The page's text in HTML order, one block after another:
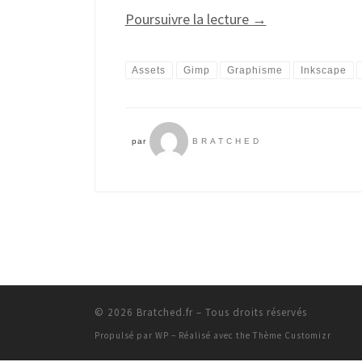
Poursuivre la lecture →
Assets Gimp Graphisme Inkscape
par BRATCHED
© 2026 Bratched.fr – Tous droits réservés
Propulsé par WP – Réalisé avec the Thème Customizr